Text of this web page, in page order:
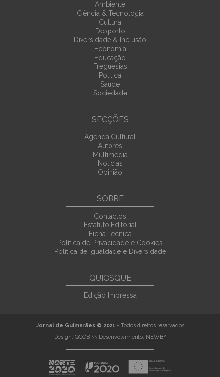
Ambiente
Ciência & Tecnologia
Cultura
Desporto
Diversidade & Inclusão
Economia
Educação
Freguesias
Política
Saúde
Sociedade
SECÇÕES
Agenda Cultural
Autores
Multimedia
Noticias
Opinião
SOBRE
Contactos
Estatuto Editorial
Ficha Técnica
Política de Privacidade e Cookies
Política de Igualdade e Diversidade
QUIOSQUE
Edição Impressa
Jornal de Guimarães © 2021 - Todos direitos reservados
Design: QOOB\\ Desenvolvimento: NEWBY